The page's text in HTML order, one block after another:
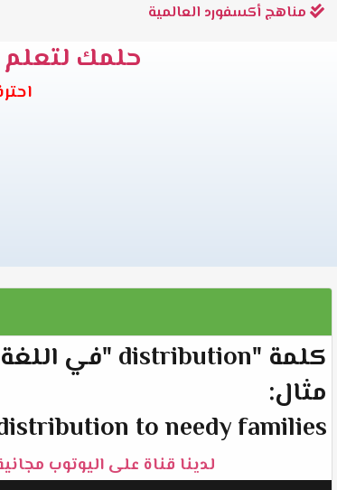
مناهج أكسفورد العالمية
حلمك لتعلم
احترف
كلمة "distribution "في اللغة الانجليزية تعني "توزيع".
مثال:
to needy families.
لدينا قناة على اليوتوب